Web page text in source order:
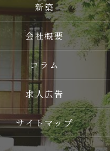
新築
会社概要
コラム
求人広告
サイトマップ